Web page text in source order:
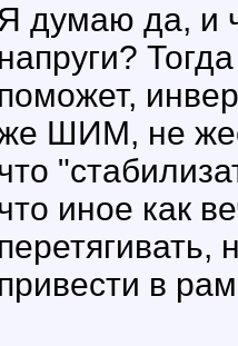
Я думаю да, и
напруги?
поможет,
ШИМ, не
иное как
перетягивать,
привести в